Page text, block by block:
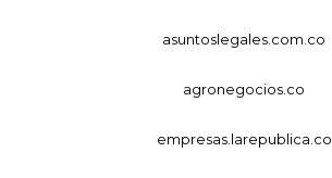
asuntoslegales.com.co
agronegocios.co
empresas.larepublica.co